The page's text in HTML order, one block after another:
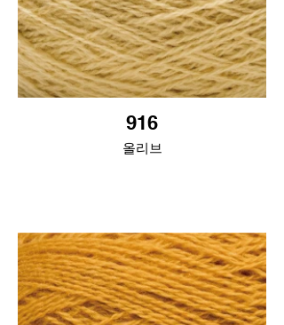
916
올리브